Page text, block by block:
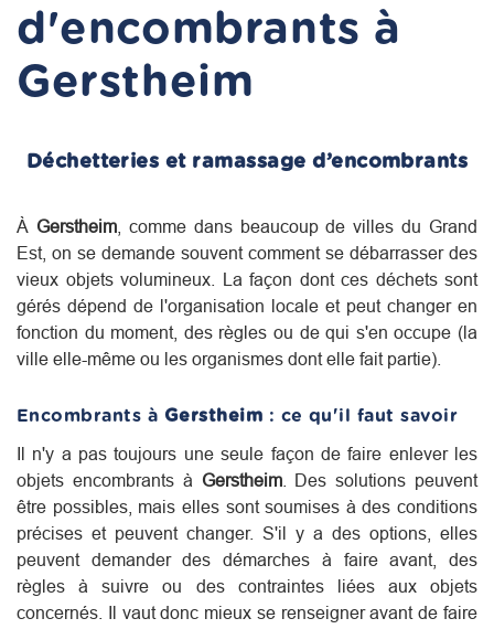
d'encombrants à
Gerstheim
Déchetteries et ramassage d’encombrants
À Gerstheim, comme dans beaucoup de villes du Grand
Est, on se demande souvent comment se débarrasser des
vieux objets volumineux. La façon dont ces déchets sont
gérés dépend de l'organisation locale et peut changer en
fonction du moment, des règles ou de qui s'en occupe (la
ville elle-même ou les organismes dont elle fait partie).
Encombrants à Gerstheim : ce qu'il faut savoir
Il n'y a pas toujours une seule façon de faire enlever les
objets encombrants à Gerstheim. Des solutions peuvent
être possibles, mais elles sont soumises à des conditions
précises et peuvent changer. S'il y a des options, elles
peuvent demander des démarches à faire avant, des
règles à suivre ou des contraintes liées aux objets
concernés. Il vaut donc mieux se renseigner avant de faire